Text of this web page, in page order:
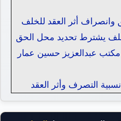
وانصراف أثر العقد للخلف
الخلف يشترط تحديد محل الحق
عبدالعزيز حسين عمار
التصرف وأثر العقد